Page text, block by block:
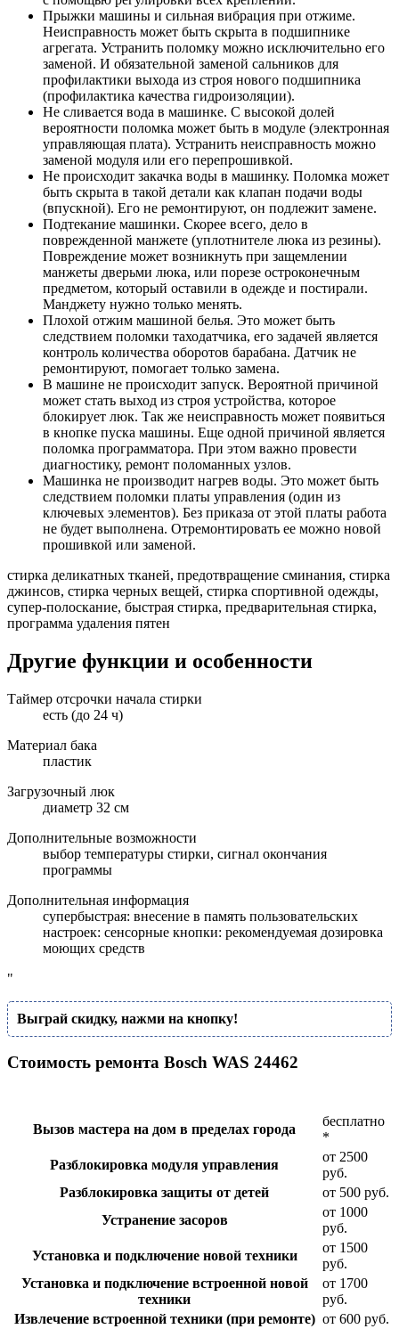
Прыжки машины и сильная вибрация при отжиме.
Неисправность может быть скрыта в подшипнике
агрегата. Устранить поломку можно исключительно его
заменой. И обязательной заменой сальников для
профилактики выхода из строя нового подшипника
(профилактика качества гидроизоляции).
Не сливается вода в машинке. С высокой долей
вероятности поломка может быть в модуле (электронная
управляющая плата). Устранить неисправность можно
заменой модуля или его перепрошивкой.
Не происходит закачка воды в машинку. Поломка может
быть скрыта в такой детали как клапан подачи воды
(впускной). Его не ремонтируют, он подлежит замене.
Подтекание машинки. Скорее всего, дело в
поврежденной манжете (уплотнителе люка из резины).
Повреждение может возникнуть при защемлении
манжеты дверьми люка, или порезе остроконечным
предметом, который оставили в одежде и постирали.
Манджету нужно только менять.
Плохой отжим машиной белья. Это может быть
следствием поломки таходатчика, его задачей является
контроль количества оборотов барабана. Датчик не
ремонтируют, помогает только замена.
В машине не происходит запуск. Вероятной причиной
может стать выход из строя устройства, которое
блокирует люк. Так же неисправность может появиться
в кнопке пуска машины. Еще одной причиной является
поломка программатора. При этом важно провести
диагностику, ремонт поломанных узлов.
Машинка не производит нагрев воды. Это может быть
следствием поломки платы управления (один из
ключевых элементов). Без приказа от этой платы работа
не будет выполнена. Отремонтировать ее можно новой
прошивкой или заменой.
стирка деликатных тканей, предотвращение сминания, стирка
джинсов, стирка черных вещей, стирка спортивной одежды,
супер-полоскание, быстрая стирка, предварительная стирка,
программа удаления пятен
Другие функции и особенности
Таймер отсрочки начала стирки
есть (до 24 ч)
Материал бака
пластик
Загрузочный люк
диаметр 32 см
Дополнительные возможности
выбор температуры стирки, сигнал окончания
программы
Дополнительная информация
супербыстрая: внесение в память пользовательских
настроек: сенсорные кнопки: рекомендуемая дозировка
моющих средств
"
Выграй скидку, нажми на кнопку!
Стоимость ремонта Bosch WAS 24462
Вызов мастера на дом в пределах города
бесплатно
*
Разблокировка модуля управления
от 2500
руб.
Разблокировка защиты от детей
от 500 руб.
Устранение засоров
от 1000
руб.
Установка и подключение новой техники
от 1500
руб.
Установка и подключение встроенной новой
техники
от 1700
руб.
Извлечение встроенной техники (при ремонте) от 600 руб.